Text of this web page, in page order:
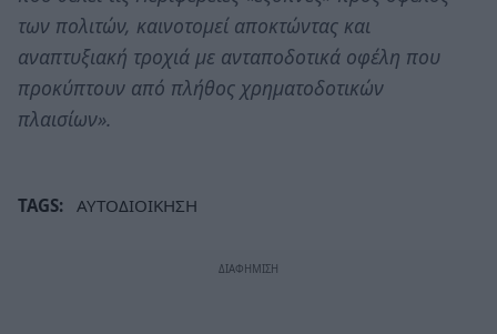
των πολιτών, καινοτομεί αποκτώντας και
αναπτυξιακή τροχιά με ανταποδοτικά οφέλη που
προκύπτουν από πλήθος χρηματοδοτικών
πλαισίων».
TAGS: ΑΥΤΟΔΙΟΙΚΗΣΗ